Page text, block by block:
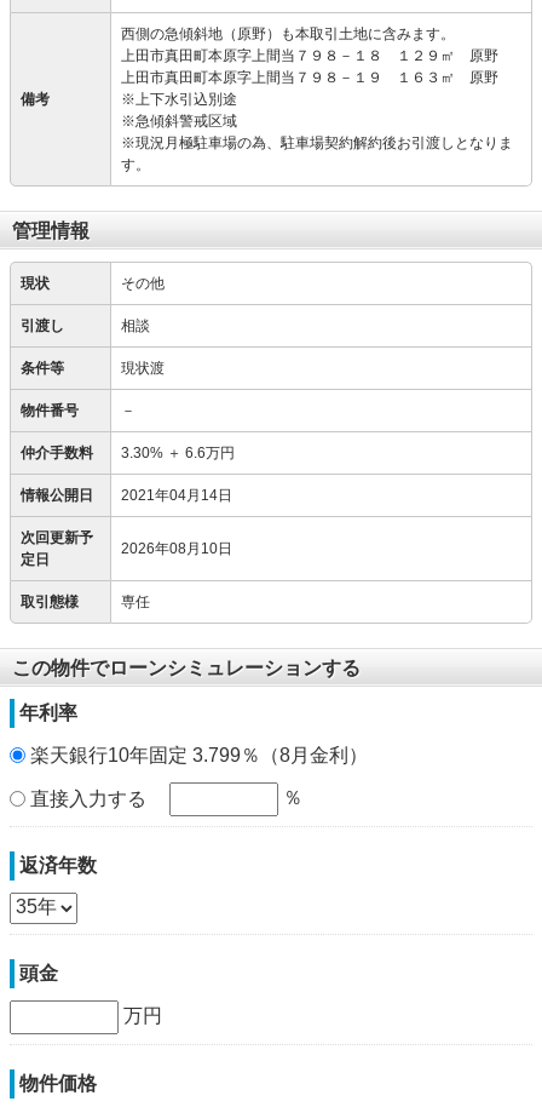
備考
西側の急傾斜地（原野）も本取引土地に含みます。
上田市真田町本原字上間当７９８－１８ １２９㎡ 原野
上田市真田町本原字上間当７９８－１９ １６３㎡ 原野
※上下水引込別途
※急傾斜警戒区域
※現況月極駐車場の為、駐車場契約解約後お引渡しとなりま
す。
管理情報
現状 その他
引渡し 相談
条件等 現状渡
物件番号 －
仲介手数料 3.30% ＋ 6.6万円
情報公開日 2021年04月14日
次回更新予
定日
2026年08月10日
取引態様 専任
この物件でローンシミュレーションする
年利率
楽天銀行10年固定 3.799％（8月金利）
直接入力する ％
返済年数
頭金
万円
物件価格